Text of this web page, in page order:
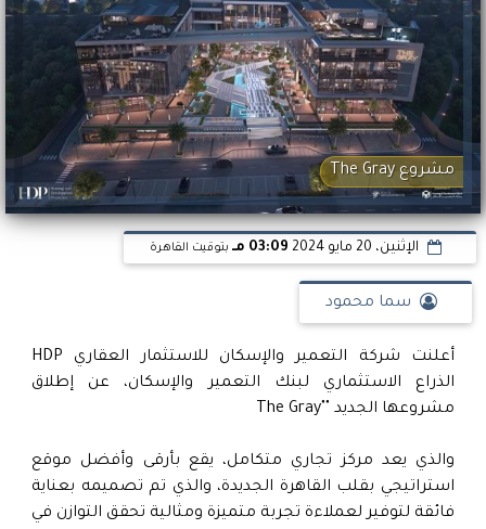
مشروع The Gray
الإثنين، 20 مايو 2024 03:09 مـ بتوقيت القاهرة
سما محمود
أعلنت شركة التعمير والإسكان للاستثمار العقاري HDP
الذراع الاستثماري لبنك التعمير والإسكان، عن إطلاق
مشروعها الجديد ""The Gray
والذي يعد مركز تجاري متكامل، يقع بأرقى وأفضل موقع
استراتيجي بقلب القاهرة الجديدة، والذي تم تصميمه بعناية
فائقة لتوفير لعملاءة تجربة متميزة ومثالية تحقق التوازن في